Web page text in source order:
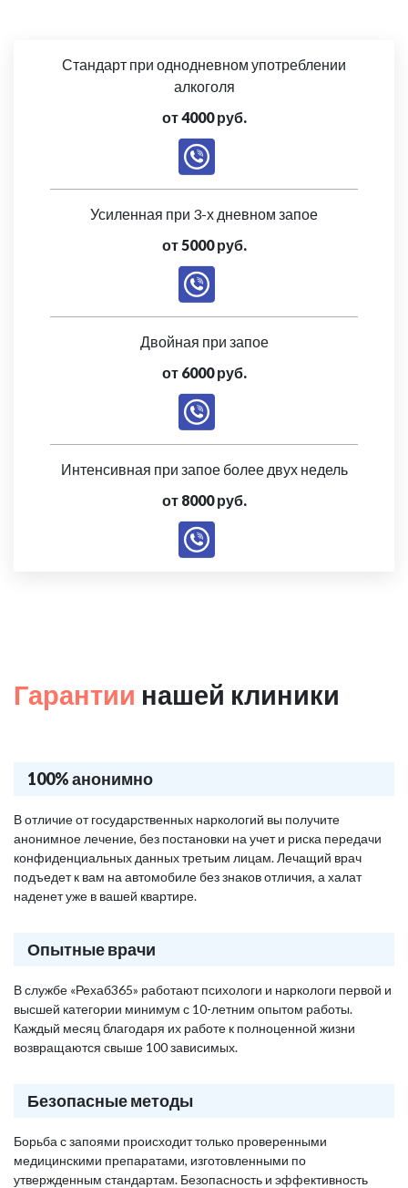
Стандарт при однодневном употреблении
алкоголя
от 4000 руб.
Усиленная при 3-х дневном запое
от 5000 руб.
Двойная при запое
от 6000 руб.
Интенсивная при запое более двух недель
от 8000 руб.
Гарантии нашей клиники
100% анонимно
В отличие от государственных наркологий вы получите
анонимное лечение, без постановки на учет и риска передачи
конфиденциальных данных третьим лицам. Лечащий врач
подъедет к вам на автомобиле без знаков отличия, а халат
наденет уже в вашей квартире.
Опытные врачи
В службе «Рехаб365» работают психологи и наркологи первой и
высшей категории минимум с 10-летним опытом работы.
Каждый месяц благодаря их работе к полноценной жизни
возвращаются свыше 100 зависимых.
Безопасные методы
Борьба с запоями происходит только проверенными
медицинскими препаратами, изготовленными по
утвержденным стандартам. Безопасность и эффективность